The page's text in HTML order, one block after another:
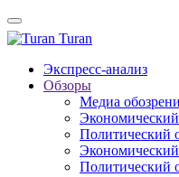
Turan
Экспресс-анализ
Обзоры
Медиа
Политический
Политический